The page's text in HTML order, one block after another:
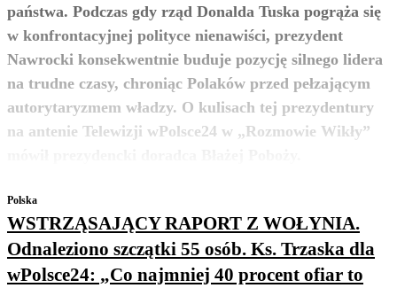
państwa. Podczas gdy rząd Donalda Tuska pogrąża się
w konfrontacyjnej polityce nienawiści, prezydent
Nawrocki konsekwentnie buduje pozycję silnego lidera
na trudne czasy, chroniąc Polaków przed pełzającym
autorytaryzmem władzy. O kulisach tej prezydentury
na antenie Telewizji wPolsce24 w „Rozmowie Wikły”
zobacz więcej
Polska
WSTRZĄSAJĄCY RAPORT Z WOŁYNIA.
Odnaleziono szczątki 55 osób. Ks. Trzaska dla
wPolsce24: „Co najmniej 40 procent ofiar to